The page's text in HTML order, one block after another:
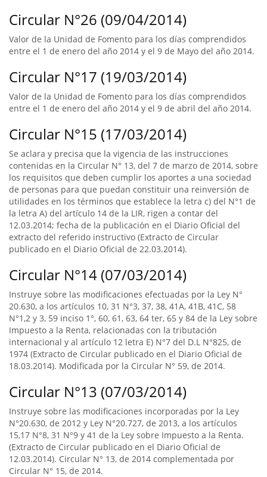
Circular N°26 (09/04/2014)
Valor de la Unidad de Fomento para los días comprendidos
entre el 1 de enero del año 2014 y el 9 de Mayo del año 2014.
Circular N°17 (19/03/2014)
Valor de la Unidad de Fomento para los días comprendidos
entre el 1 de enero del año 2014 y el 9 de abril del año 2014.
Circular N°15 (17/03/2014)
Se aclara y precisa que la vigencia de las instrucciones
contenidas en la Circular N° 13, del 7 de marzo de 2014, sobre
los requisitos que deben cumplir los aportes a una sociedad
de personas para que puedan constituir una reinversión de
utilidades en los términos que establece la letra c) del N°1 de
la letra A) del artículo 14 de la LIR, rigen a contar del
12.03.2014; fecha de la publicación en el Diario Oficial del
extracto del referido instructivo (Extracto de Circular
publicado en el Diario Oficial de 22.03.2014).
Circular N°14 (07/03/2014)
Instruye sobre las modificaciones efectuadas por la Ley N°
20.630, a los artículos 10, 31 N°3, 37, 38, 41A, 41B, 41C, 58
N°1,2 y 3, 59 inciso 1°, 60, 61, 63, 64 ter, 65 y 84 de la Ley sobre
Impuesto a la Renta, relacionadas con la tributación
internacional y al artículo 12 letra E) N°7 del D.L N°825, de
1974 (Extracto de Circular publicado en el Diario Oficial de
18.03.2014). Modificada por la Circular N° 59, de 2014.
Circular N°13 (07/03/2014)
Instruye sobre las modificaciones incorporadas por la Ley
N°20.630, de 2012 y Ley N°20.727, de 2013, a los artículos
15,17 N°8, 31 N°9 y 41 de la Ley sobre Impuesto a la Renta.
(Extracto de Circular publicado en el Diario Oficial de
12.03.2014). Circular N° 13, de 2014 complementada por
Circular N° 15, de 2014.